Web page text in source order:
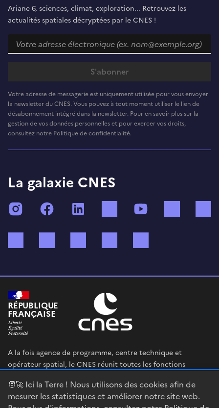
🧑‍🚀 Ici la Terre ! Nous utilisons des cookies afin de
mesurer les statistiques et améliorer notre site web.
Ariane 6, sciences, climat, exploration... Retrouvez les
actualités spatiales décryptées par le CNES !
Votre adresse de messagerie est uniquement utilisée pour vous envoyer
la newsletter du CNES. Vous pouvez à tout moment utiliser le lien de
désabonnement intégré dans la newsletter. Pour en savoir plus sur la
gestion de vos données personnelles et pour exercer vos droits,
consultez notre Politique de confidentialité.
La galaxie CNES
InstagramFacebook TikTok
RÉPUBLIQUE
FRANÇAISE
A la fois agence de programme, centre technique et
opérateur spatial, le CNES réunit toutes les fonctions
en œuvre sa stratégie spatiale.